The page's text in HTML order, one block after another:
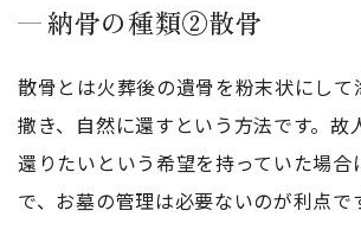
納骨の種類②散骨
散骨とは火葬後の遺骨を粉末状にし
撒き、自然に還すという方法です。故
還りたいという希望を持っていた場合
で、お墓の管理は必要ないのが利点で